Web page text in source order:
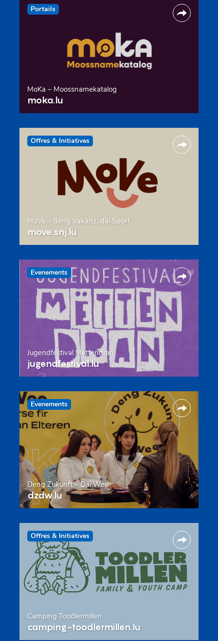
Portails
MoKa – Moossnamekatalog
moka.lu
Offres & Initiatives
MoVe – deng Vakanz, däi Sport
move.snj.lu
Evenements
Jugendfestival Mëttendran
jugendfestival.lu
Evenements
Deng Zukunft – Däi Wee
dzdw.lu
Offres & Initiatives
Camping Toodlermillen
camping-toodlermillen.lu